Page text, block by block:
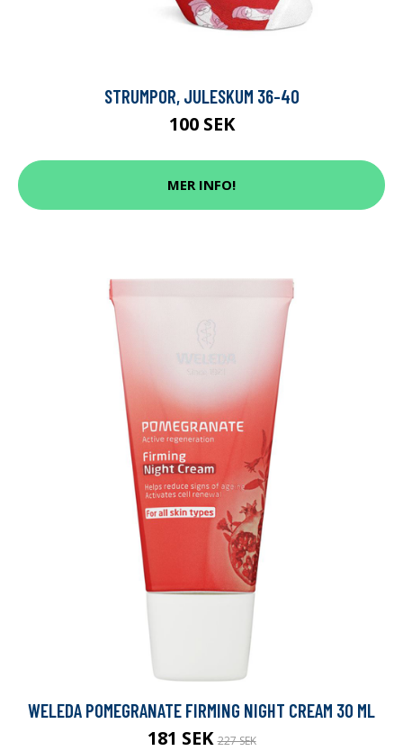
STRUMPOR, JULESKUM 36-40
100 SEK
MER INFO!
WELEDA POMEGRANATE FIRMING NIGHT CREAM 30 ML
181 SEK227 SEK